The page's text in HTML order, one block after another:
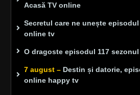
Acasă TV online
Secretul care ne unește episodul
online tv
O dragoste episodul 117 sezonul
7 august – Destin și datorie,
online happy tv